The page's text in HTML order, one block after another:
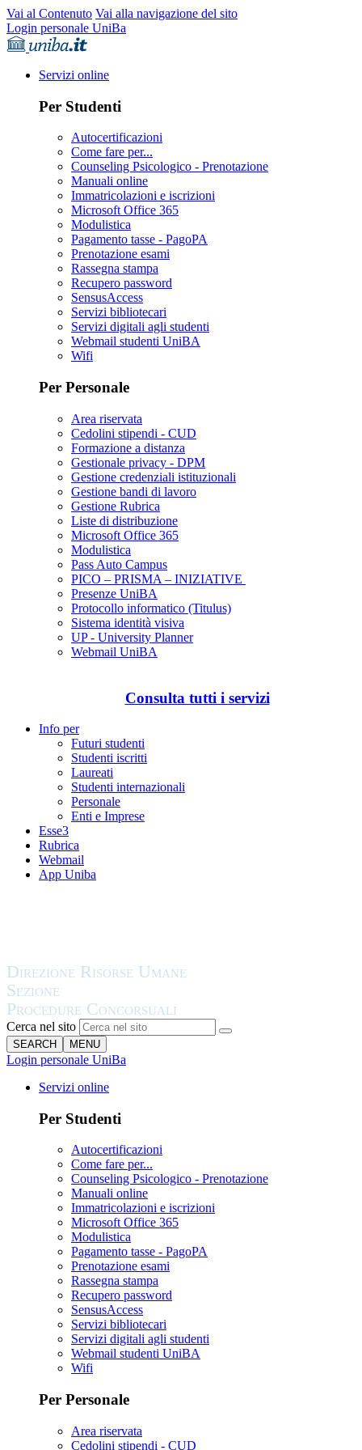
Vai al Contenuto Vai alla navigazione del sito
Login personale UniBa
Servizi online
Per Studenti
Autocertificazioni
Come fare per...
Counseling Psicologico - Prenotazione
Manuali online
Immatricolazioni e iscrizioni
Microsoft Office 365
Modulistica
Pagamento tasse - PagoPA
Prenotazione esami
Rassegna stampa
Recupero password
SensusAccess
Servizi bibliotecari
Servizi digitali agli studenti
Webmail studenti UniBA
Wifi
Per Personale
Area riservata
Cedolini stipendi - CUD
Formazione a distanza
Gestionale privacy - DPM
Gestione credenziali istituzionali
Gestione bandi di lavoro
Gestione Rubrica
Liste di distribuzione
Microsoft Office 365
Modulistica
Pass Auto Campus
PICO – PRISMA – INIZIATIVE
Presenze UniBA
Protocollo informatico (Titulus)
Sistema identità visiva
UP - University Planner
Webmail UniBA
Consulta tutti i servizi
Info per
Futuri studenti
Studenti iscritti
Laureati
Studenti internazionali
Personale
Enti e Imprese
Esse3
Rubrica
Webmail
App Uniba
Cerca nel sito
SEARCH MENU
Login personale UniBa
Servizi online
Per Studenti
Autocertificazioni
Come fare per...
Counseling Psicologico - Prenotazione
Manuali online
Immatricolazioni e iscrizioni
Microsoft Office 365
Modulistica
Pagamento tasse - PagoPA
Prenotazione esami
Rassegna stampa
Recupero password
SensusAccess
Servizi bibliotecari
Servizi digitali agli studenti
Webmail studenti UniBA
Wifi
Per Personale
Area riservata
Cedolini stipendi - CUD